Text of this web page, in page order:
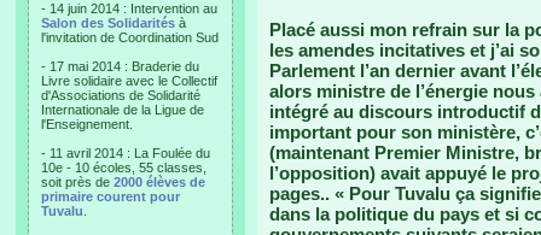
- 14 juin 2014 : Intervention au
Salon des Solidarités à
l'invitation de Coordination Sud
- 17 mai 2014 : Braderie du
Livre solidaire avec le Collectif
d'Associations de Solidarité
Internationale de la Ligue de
l'Enseignement.
- 11 avril 2014 : La Foulée du
10e - 10 écoles, 55 classes,
soit près de 2000 élèves de
primaire courent pour
Tuvalu
Placé aussi mon refrain sur la
les amendes incitatives et j’ai
Parlement l’an dernier avant
alors ministre de l’énergie
intégré au discours introductif
important pour son ministère,
(maintenant Premier Ministre,
l’opposition) avait appuyé le
pages.. « Pour Tuvalu ça
dans la politique du pays et si